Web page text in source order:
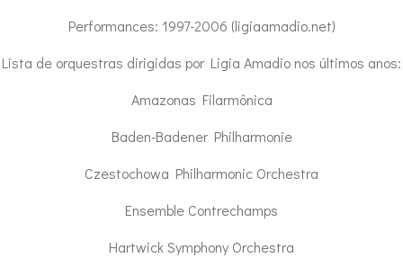
Performances: 1997-2006 (ligiaamadio.net)
Lista de orquestras dirigidas por Ligia Amadio nos últimos anos:
Amazonas Filarmônica
Baden-Badener Philharmonie
Czestochowa Philharmonic Orchestra
Ensemble Contrechamps
Hartwick Symphony Orchestra